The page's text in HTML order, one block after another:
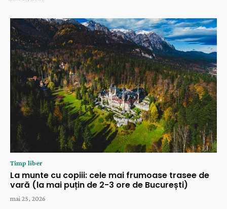
Timp liber
La munte cu copiii: cele mai frumoase trasee de
vară (la mai puțin de 2-3 ore de București)
mai 25, 2026